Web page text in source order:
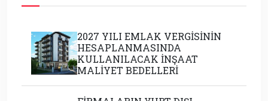
2027 YILI EMLAK VERGİSİNİN
HESAPLANMASINDA
KULLANILACAK İNŞAAT
MALİYET BEDELLERİ